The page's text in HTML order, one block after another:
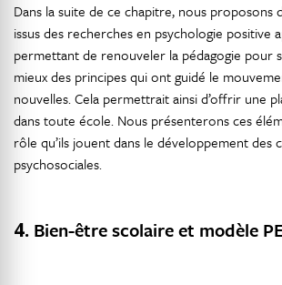
Dans la suite de ce chapitre, nous proposons
issus des recherches en psychologie positive
permettant de renouveler la pédagogie pour
mieux des principes qui ont guidé le
nouvelles. Cela permettrait ainsi d’offrir une
dans toute école. Nous présenterons ces
rôle qu’ils jouent dans le développement des
psychosociales.
4. Bien-être scolaire et modèle